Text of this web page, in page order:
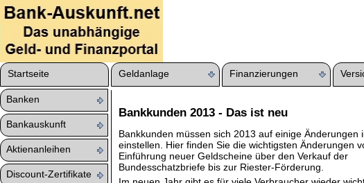
Bankkunden 2013 - Das ist neu
Bankkunden müssen sich 2013 auf einige Änderungen
einstellen. Hier finden Sie die wichtigsten Änderungen
Einführung neuer Geldscheine über den Verkauf der
Bundesschatzbriefe bis zur Riester-Förderung.
Startseite Geldanlage Finanzierungen
Banken
Bankauskunft
Aktienanleihen
Discount-Zertifikate